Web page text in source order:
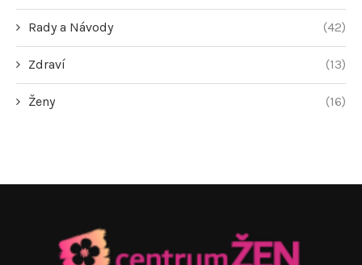
Rady a Návody (42)
Zdraví (13)
Ženy (16)